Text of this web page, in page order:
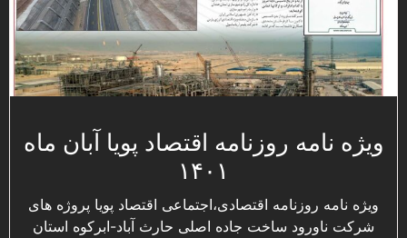
نامه روزنامه اقتصاد پویا آبان ماه
روزنامه اقتصادی،اجتماعی اقتصاد پویا پروژه های
ساخت جاده اصلی حارث آباد-ابرکوه استان